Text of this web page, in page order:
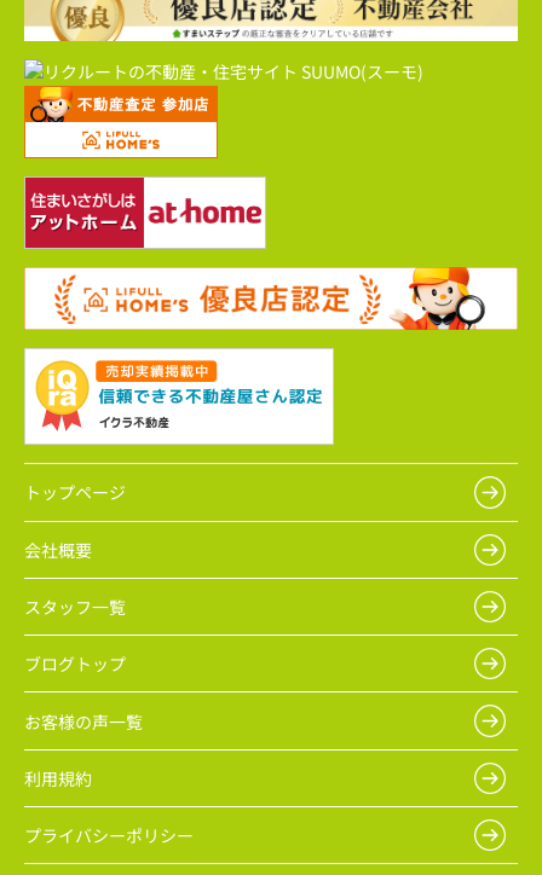
トップページ
会社概要
スタッフ一覧
ブログトップ
お客様の声一覧
利用規約
プライバシーポリシー